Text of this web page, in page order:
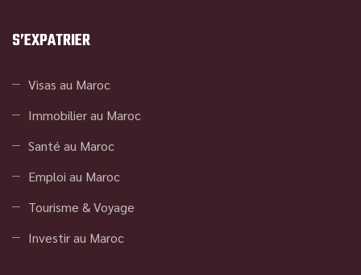
S’EXPATRIER
Visas au Maroc
Immobilier au Maroc
Santé au Maroc
Emploi au Maroc
Tourisme & Voyage
Investir au Maroc